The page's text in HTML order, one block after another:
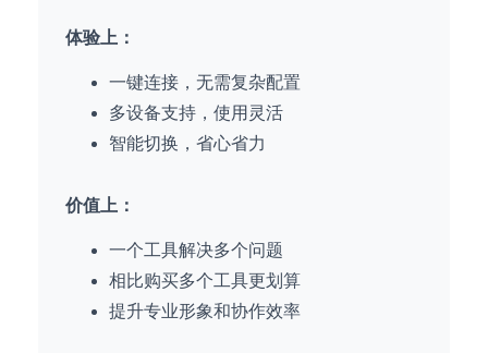
体验上：
一键连接，无需复杂配置
多设备支持，使用灵活
智能切换，省心省力
价值上：
一个工具解决多个问题
相比购买多个工具更划算
提升专业形象和协作效率